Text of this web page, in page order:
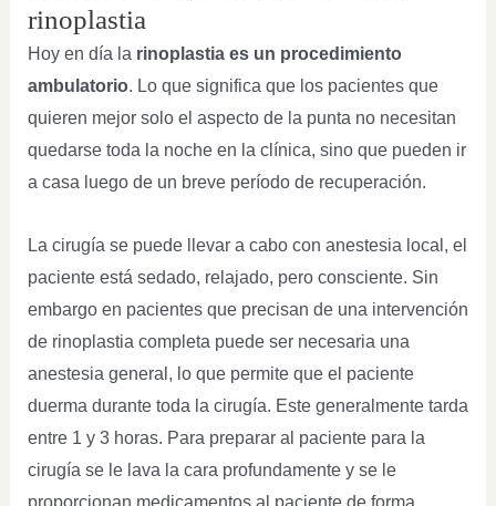
rinoplastia
Hoy en día la rinoplastia es un procedimiento
ambulatorio. Lo que significa que los pacientes que
quieren mejor solo el aspecto de la punta no necesitan
quedarse toda la noche en la clínica, sino que pueden ir
a casa luego de un breve período de recuperación.
La cirugía se puede llevar a cabo con anestesia local, el
paciente está sedado, relajado, pero consciente. Sin
embargo en pacientes que precisan de una intervención
de rinoplastia completa puede ser necesaria una
anestesia general, lo que permite que el paciente
duerma durante toda la cirugía. Este generalmente tarda
entre 1 y 3 horas. Para preparar al paciente para la
cirugía se le lava la cara profundamente y se le
proporcionan medicamentos al paciente de forma